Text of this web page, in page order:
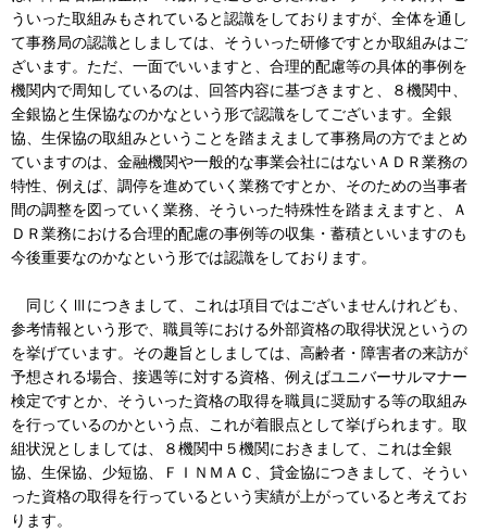
ういった取組みもされていると認識をしておりますが、全体を通し
て事務局の認識としましては、そういった研修ですとか取組みはご
ざいます。ただ、一面でいいますと、合理的配慮等の具体的事例を
機関内で周知しているのは、回答内容に基づきますと、８機関中、
全銀協と生保協なのかなという形で認識をしてございます。全銀
協、生保協の取組みということを踏まえまして事務局の方でまとめ
ていますのは、金融機関や一般的な事業会社にはないＡＤＲ業務の
特性、例えば、調停を進めていく業務ですとか、そのための当事者
間の調整を図っていく業務、そういった特殊性を踏まえますと、Ａ
ＤＲ業務における合理的配慮の事例等の収集・蓄積といいますのも
今後重要なのかなという形では認識をしております。
同じくⅢにつきまして、これは項目ではございませんけれども、
参考情報という形で、職員等における外部資格の取得状況というの
を挙げています。その趣旨としましては、高齢者・障害者の来訪が
予想される場合、接遇等に対する資格、例えばユニバーサルマナー
検定ですとか、そういった資格の取得を職員に奨励する等の取組み
を行っているのかという点、これが着眼点として挙げられます。取
組状況としましては、８機関中５機関におきまして、これは全銀
協、生保協、少短協、ＦＩＮＭＡＣ、貸金協につきまして、そうい
った資格の取得を行っているという実績が上がっていると考えてお
ります。